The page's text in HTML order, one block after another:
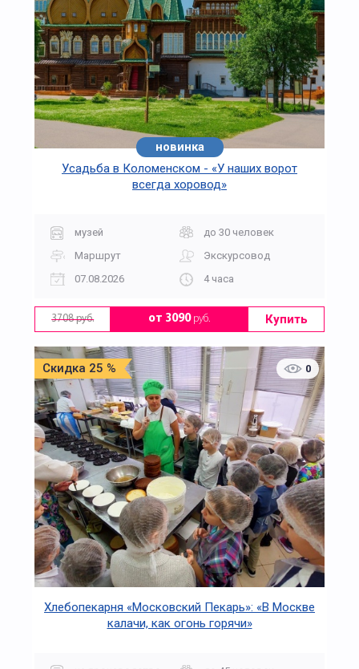
новинка
Усадьба в Коломенском - «У наших ворот
всегда хоровод»
музей
до 30 человек
Маршрут
Экскурсовод
07.08.2026
4 часа
3708 руб. от 3090руб. Купить
Скидка 25 % 0
Хлебопекарня «Московский Пекарь»: «В Москве
калачи, как огонь горячи»